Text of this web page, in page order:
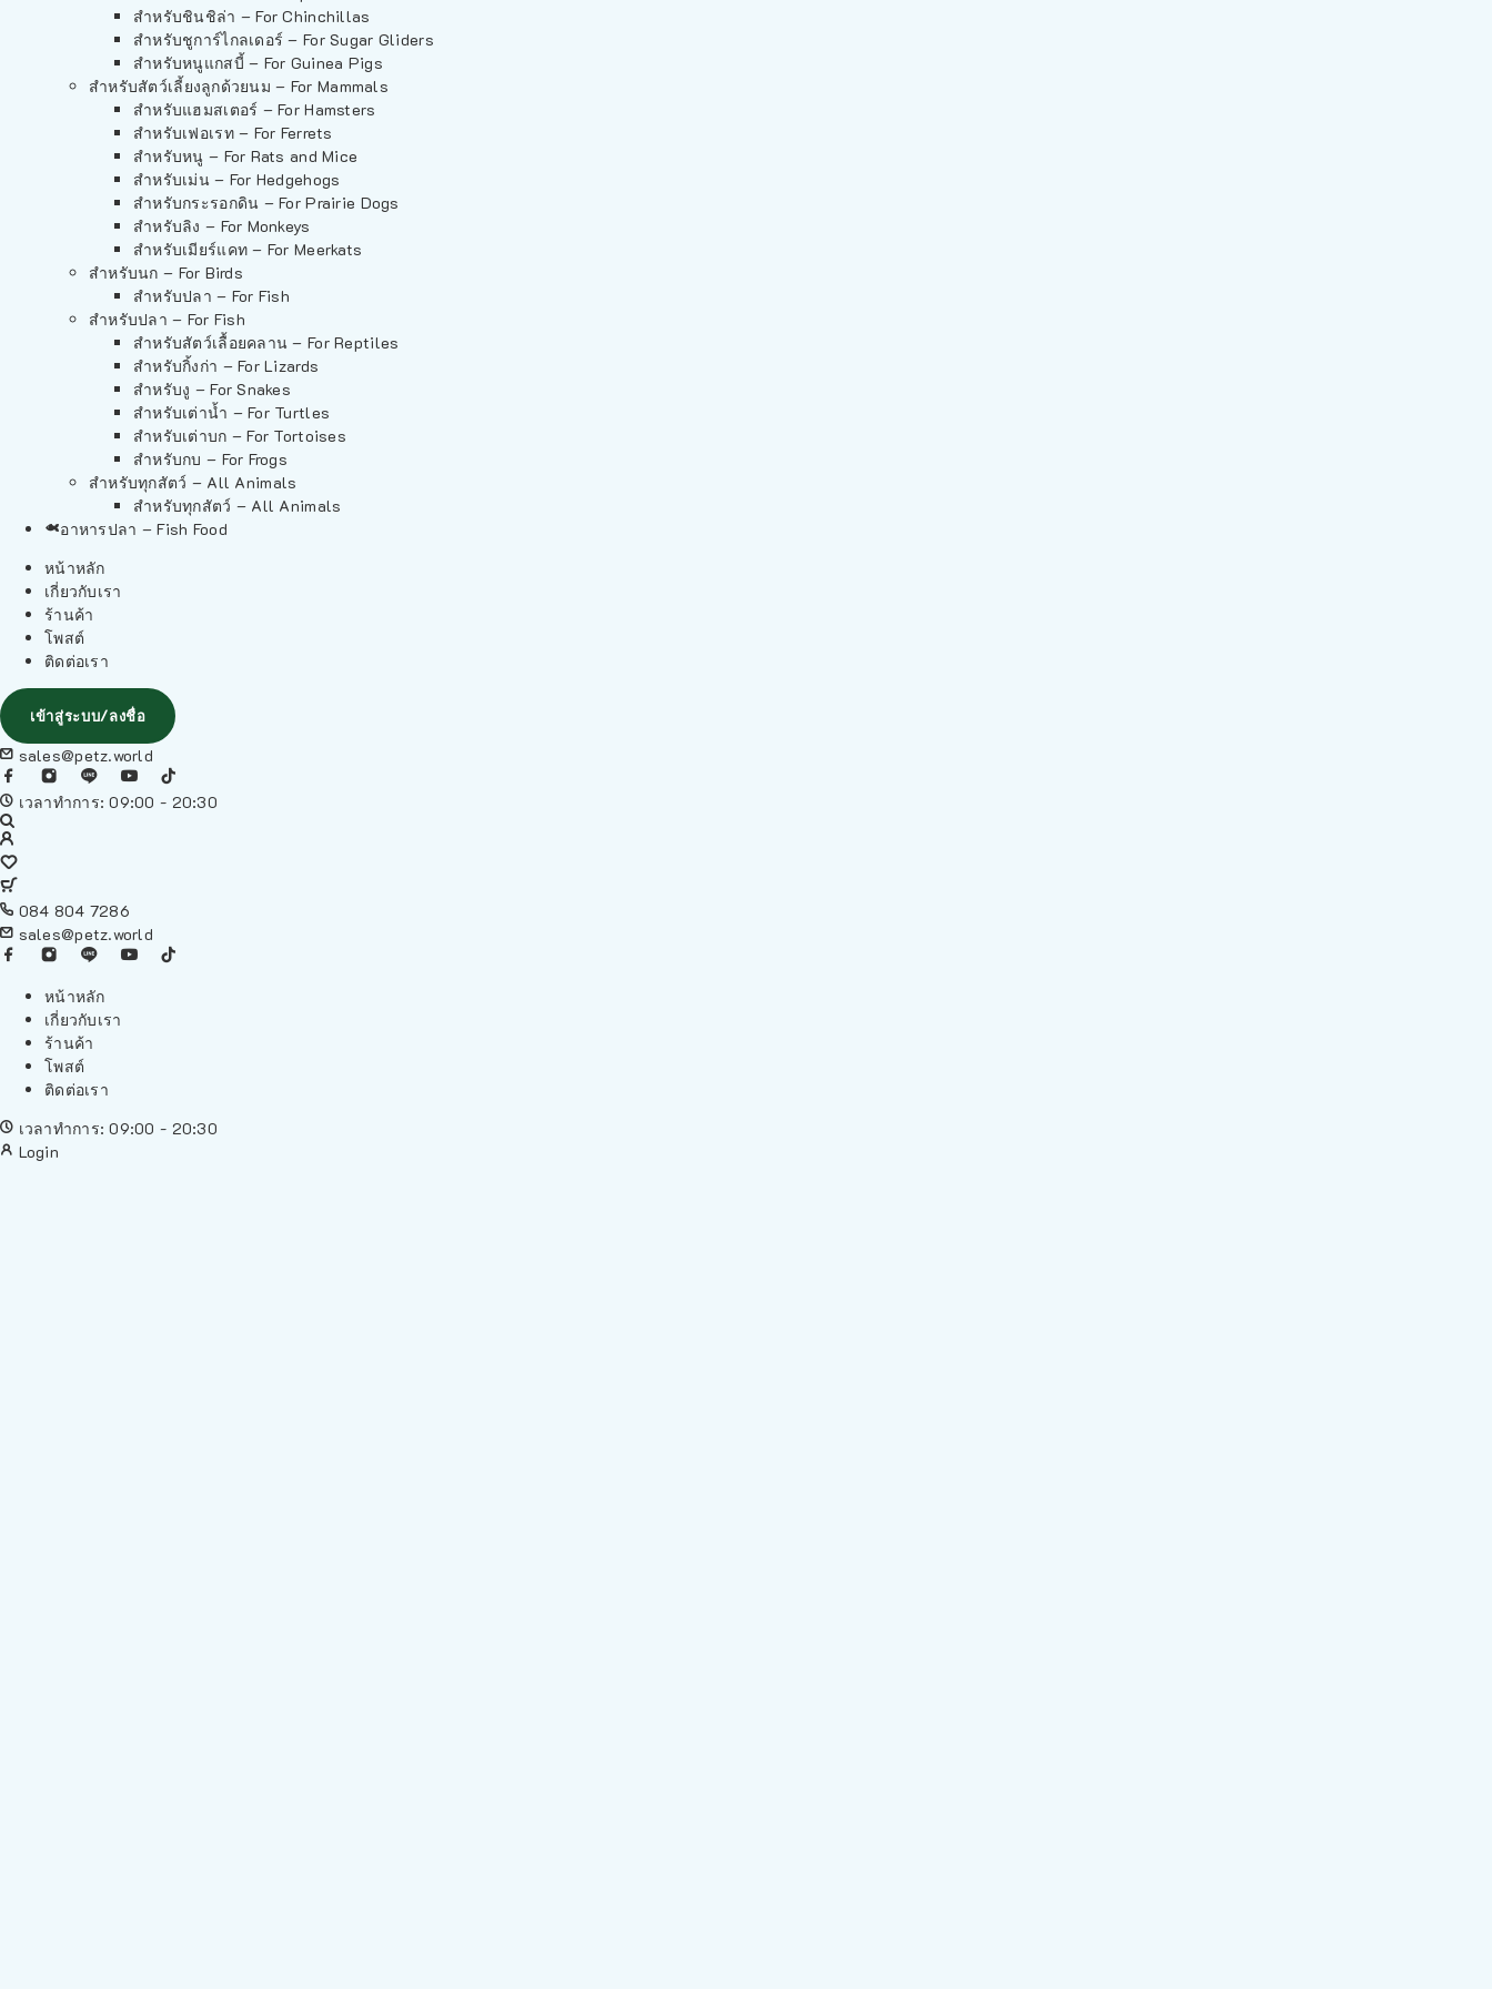
สำหรับชินชิล่า – For Chinchillas
สำหรับชูการ์ไกลเดอร์ – For Sugar Gliders
สำหรับหนูแกสบี้ – For Guinea Pigs
สำหรับสัตว์เลี้ยงลูกด้วยนม – For Mammals
สำหรับแฮมสเตอร์ – For Hamsters
สำหรับเฟอเรท – For Ferrets
สำหรับหนู – For Rats and Mice
สำหรับเม่น – For Hedgehogs
สำหรับกระรอกดิน – For Prairie Dogs
สำหรับลิง – For Monkeys
สำหรับเมียร์แคท – For Meerkats
สำหรับนก – For Birds
สำหรับปลา – For Fish
สำหรับปลา – For Fish
สำหรับสัตว์เลื้อยคลาน – For Reptiles
สำหรับกิ้งก่า – For Lizards
สำหรับงู – For Snakes
สำหรับเต่าน้ำ – For Turtles
สำหรับเต่าบก – For Tortoises
สำหรับกบ – For Frogs
สำหรับทุกสัตว์ – All Animals
สำหรับทุกสัตว์ – All Animals
อาหารปลา – Fish Food
หน้าหลัก
เกี่ยวกับเรา
ร้านค้า
โพสต์
ติดต่อเรา
เข้าสู่ระบบ/ลงชื่อ
sales@petz.world
เวลาทำการ: 09:00 - 20:30
084 804 7286
sales@petz.world
หน้าหลัก
เกี่ยวกับเรา
ร้านค้า
โพสต์
ติดต่อเรา
เวลาทำการ: 09:00 - 20:30
Login